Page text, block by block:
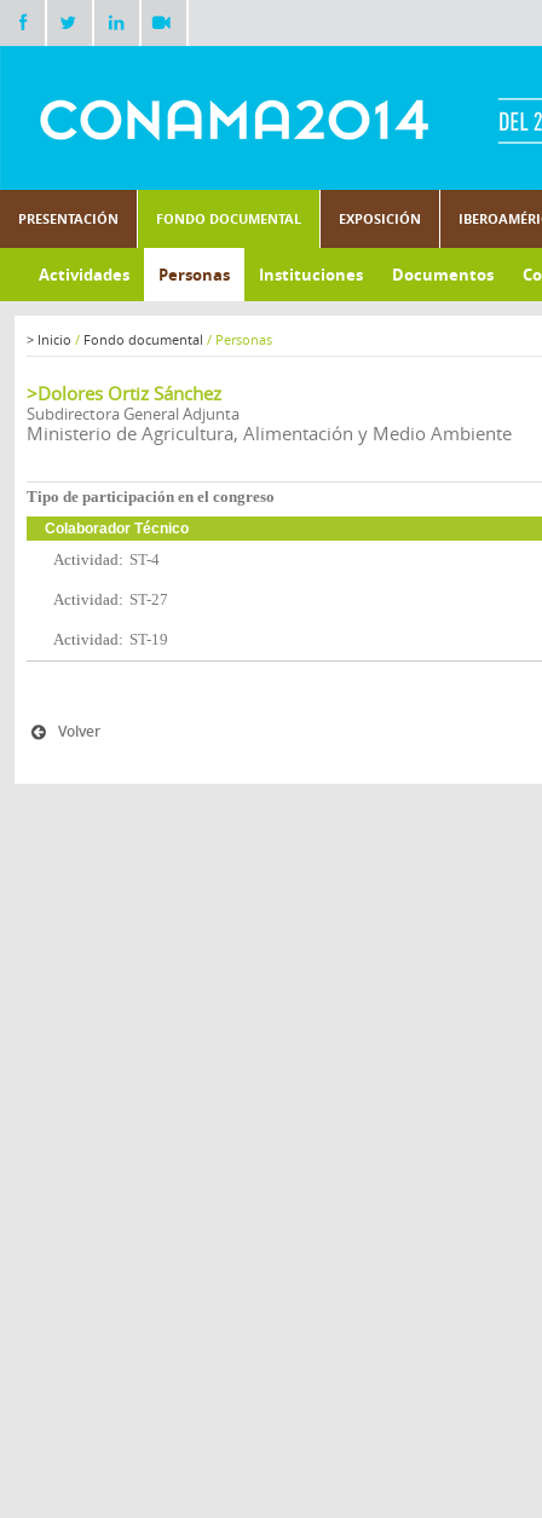
PRESENTACIÓN FONDO DOCUMENTAL EXPOSICIÓN
Actividades Personas Instituciones Documentos
> Inicio / Fondo documental / Personas
>Dolores Ortiz Sánchez
Subdirectora General Adjunta
Ministerio de Agricultura, Alimentación y Medio Ambiente
Tipo de participación en el congreso
Colaborador Técnico
Actividad: ST-4
Actividad: ST-27
Actividad: ST-19
Volver